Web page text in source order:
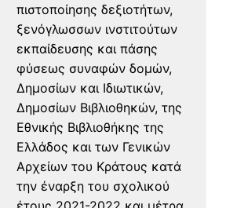
πιστοποίησης δεξιοτήτων,
ξενόγλωσσων ινστιτούτων
εκπαίδευσης και πάσης
φύσεως συναφών δομών,
Δημοσίων και Ιδιωτικών,
Δημοσίων Βιβλιοθηκών, της
Εθνικής Βιβλιοθήκης της
Ελλάδος και των Γενικών
Αρχείων του Κράτους κατά
την έναρξη του σχολικού